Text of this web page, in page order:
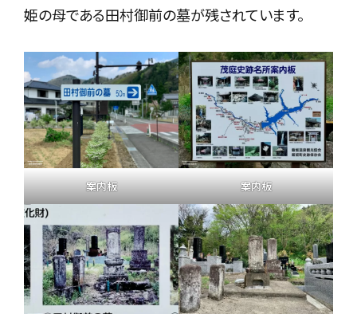
姫の母である田村御前の墓が残されています。
案内板 案内板